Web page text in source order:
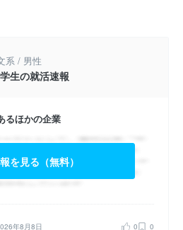
系 / 男性
生の就活速報
るほかの企業
を見る（無料）
年8月8日 0 0